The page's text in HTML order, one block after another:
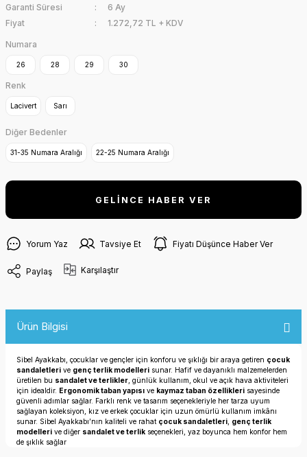
Garanti Süresi
6 Ay
Fiyat
1.272,72 TL + KDV
Numara
26 28 29 30
Renk
Lacivert Sarı
Diğer Bedenler
31-35 Numara Aralığı 22-25 Numara Aralığı
GELİNCE HABER VER
Yorum Yaz Tavsiye Et Fiyatı Düşünce Haber Ver
Paylaş Karşılaştır
Ürün Bilgisi
Sibel Ayakkabı, çocuklar ve gençler için konforu ve şıklığı bir araya getiren çocuk
sandaletleri ve genç terlik modelleri sunar. Hafif ve dayanıklı malzemelerden
üretilen bu sandalet ve terlikler , günlük kullanım, okul ve açık hava aktiviteleri
için idealdir. Ergonomik taban yapısı ve kaymaz taban özellikleri sayesinde
güvenli adımlar sağlar. Farklı renk ve tasarım seçenekleriyle her tarza uyum
sağlayan koleksiyon, kız ve erkek çocuklar için uzun ömürlü kullanım imkânı
sunar. Sibel Ayakkabı’nın kaliteli ve rahat çocuk sandaletleri genç terlik
modelleri ve diğer sandalet ve terlik seçenekleri, yaz boyunca hem konfor hem
de şıklık sağlar